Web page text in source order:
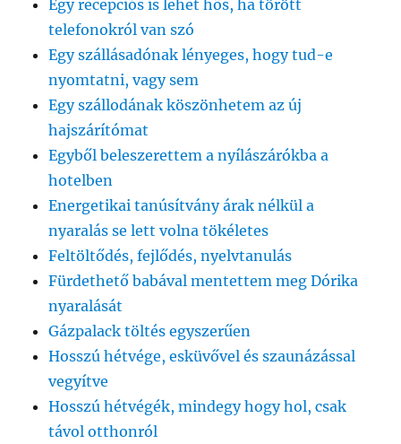
Egy recepciós is lehet hős, ha törött
telefonokról van szó
Egy szállásadónak lényeges, hogy tud-e
nyomtatni, vagy sem
Egy szállodának köszönhetem az új
hajszárítómat
Egyből beleszerettem a nyílászárókba a
hotelben
Energetikai tanúsítvány árak nélkül a
nyaralás se lett volna tökéletes
Feltöltődés, fejlődés, nyelvtanulás
Fürdethető babával mentettem meg Dórika
nyaralását
Gázpalack töltés egyszerűen
Hosszú hétvége, esküvővel és szaunázással
vegyítve
Hosszú hétvégék, mindegy hogy hol, csak
távol otthonról